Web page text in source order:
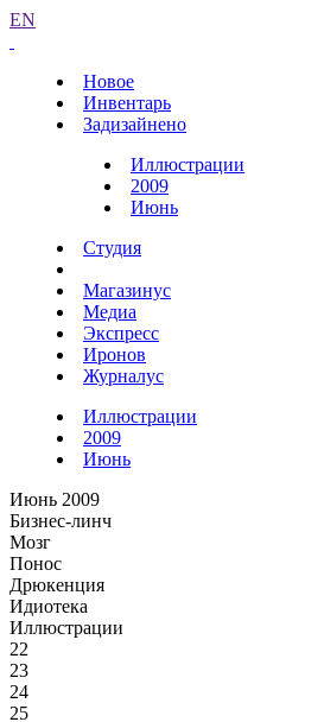
EN
Новое
Инвентарь
Задизайнено
Иллюстрации
2009
Июнь
Студия
Магазинус
Медиа
Экспресс
Иронов
Журналус
Иллюстрации
2009
Июнь
Июнь 2009
Бизнес-линч
Мозг
Понос
Дрюкенция
Идиотека
Иллюстрации
22
23
24
25